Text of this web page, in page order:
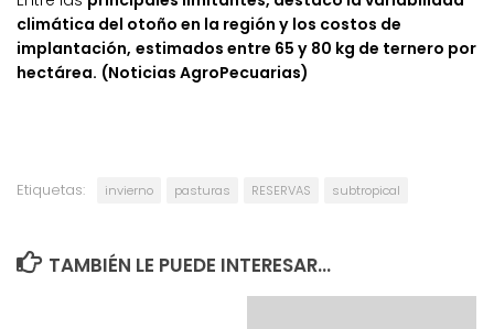
climática del otoño en la región y los costos de
implantación, estimados entre 65 y 80 kg de ternero por
hectárea. (Noticias AgroPecuarias)
Etiquetas: invierno pasturas RESERVAS subtropical
TAMBIÉN LE PUEDE INTERESAR...